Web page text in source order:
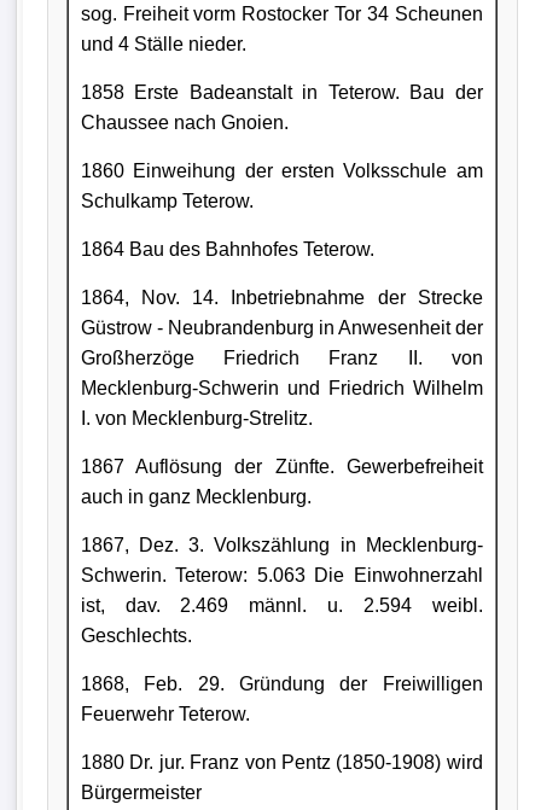
sog. Freiheit vorm Rostocker Tor 34 Scheunen
und 4 Ställe nieder.
1858 Erste Badeanstalt in Teterow. Bau der
Chaussee nach Gnoien.
1860 Einweihung der ersten Volksschule am
Schulkamp Teterow.
1864 Bau des Bahnhofes Teterow.
1864, Nov. 14. Inbetriebnahme der Strecke
Güstrow - Neubrandenburg in Anwesenheit der
Großherzöge Friedrich Franz II. von
Mecklenburg-Schwerin und Friedrich Wilhelm
I. von Mecklenburg-Strelitz.
1867 Auflösung der Zünfte. Gewerbefreiheit
auch in ganz Mecklenburg.
1867, Dez. 3. Volkszählung in Mecklenburg-
Schwerin. Teterow: 5.063 Die Einwohnerzahl
ist, dav. 2.469 männl. u. 2.594 weibl.
Geschlechts.
1868, Feb. 29. Gründung der Freiwilligen
Feuerwehr Teterow.
1880 Dr. jur. Franz von Pentz (1850-1908) wird
Bürgermeister